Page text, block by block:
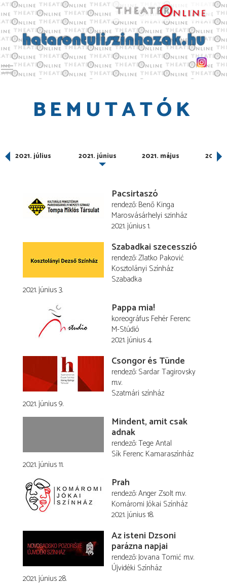
Toggle main menu visibility
BEMUTATÓK
2021. július 2021. június 2021. május 2021.
Pacsirtaszó
rendező Benő Kinga
Marosvásárhelyi szinház
2021. június 1.
Szabadkai szecesszió
rendező Zlatko Paković
Kosztolányi Színház
Szabadka
2021. június 3.
Pappa mia!
koreográfus Fehér Ferenc
M-Stúdió
2021. június 4.
Csongor és Tünde
rendező Sardar Tagirovsky
m.v.
Szatmári színház
2021. június 9.
Mindent, amit csak
adnak
rendező Tege Antal
Sík Ferenc Kamaraszínház
2021. június 11.
Prah
rendező Anger Zsolt m.v.
Komáromi Jókai Színház
2021. június 18.
Az isteni Dzsoni
parázna napjai
rendező Jovana Tomić m.v.
Újvidéki Színház
2021. június 28.